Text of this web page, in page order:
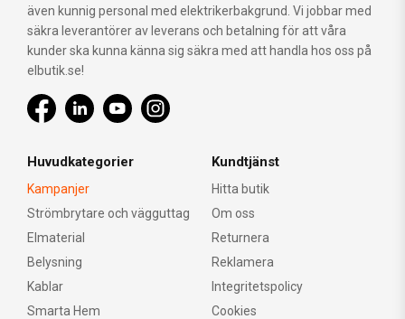
även kunnig personal med elektrikerbakgrund. Vi jobbar med
säkra leverantörer av leverans och betalning för att våra
kunder ska kunna känna sig säkra med att handla hos oss på
elbutik.se!
Huvudkategorier
Kampanjer
Strömbrytare och vägguttag
Elmaterial
Belysning
Kablar
Smarta Hem
Kundtjänst
Hitta butik
Om oss
Returnera
Reklamera
Integritetspolicy
Cookies